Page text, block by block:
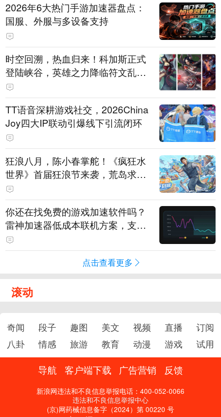
2026年6大热门手游加速器盘点：
国服、外服与多设备支持
时空回溯，热血归来！科加斯正式
登陆峡谷，英雄之力降临符文乱
斗！
TT语音深耕游戏社交，2026China
Joy四大IP联动引爆线下引流闭环
狂浪八月，陈小春掌舵！《疯狂水
世界》首届狂浪节来袭，荒岛求生
直播即将开启
你还在找免费的游戏加速软件吗？
雷神加速器低成本联机方案，支持
免费试用
点击查看更多
滚动
奇闻 段子 趣图 美文 视频 直播
订阅
八卦
情感 旅游 教育 动漫 游戏 试用
导航 客户端下载 广告营销 反馈
新浪网违法和不良信息举报电话：400-052-0066
违法和不良信息举报中心
(京)网药械信息备字（2024）第 00220 号